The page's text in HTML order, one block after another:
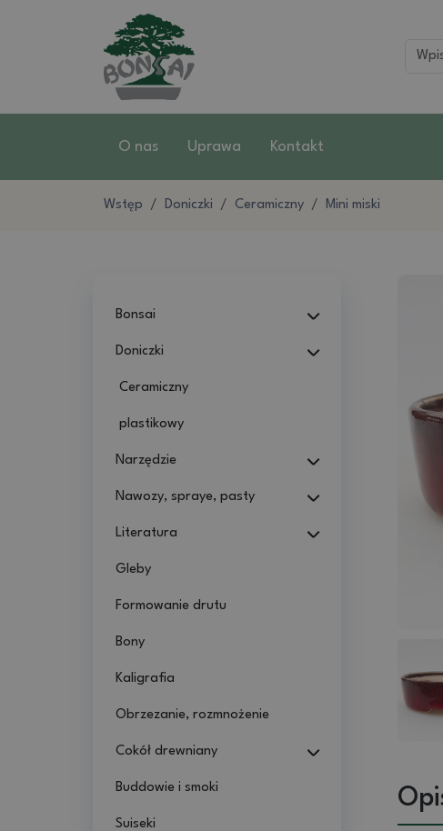
O nas Uprawa Kontakt
Wstęp Doniczki Ceramiczny Mini miski
Bonsai
Doniczki
Ceramiczny
plastikowy
Narzędzie
Nawozy, spraye, pasty
Literatura
Gleby
Formowanie drutu
Bony
Kaligrafia
Obrzezanie, rozmnożenie
Cokół drewniany
Buddowie i smoki
Suiseki